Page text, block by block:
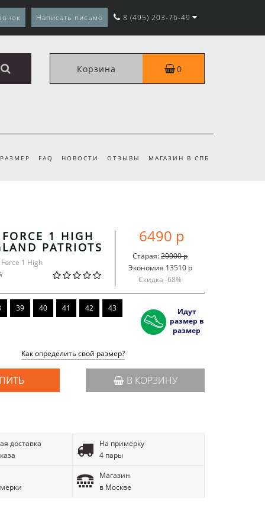
Написать письмо 8 (495) 203-76-49
Корзина 0
FAQ НОВОСТИ ОТЗЫВЫ МАГАЗИН В СПБ
1 HIGH
PATRIOTS
1 High
6490 р
Старая:20000 р
Экономия 13510 р
Скидка -68%
39 40 41 42 43
Идут
размер в
размер
Как определить свой размер?
В КОРЗИНУ
доставка
На примерку
4 пары
Магазин
в Москве